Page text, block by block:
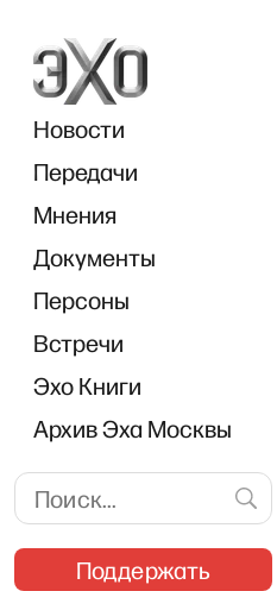
Новости
Передачи
Мнения
Документы
Персоны
Встречи
Эхо Книги
Архив Эха Москвы
Поддержать